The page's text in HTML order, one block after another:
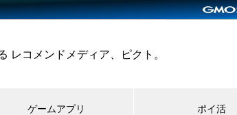
レコメンドメディア、ピクト。
ゲームアプリ ポイ活